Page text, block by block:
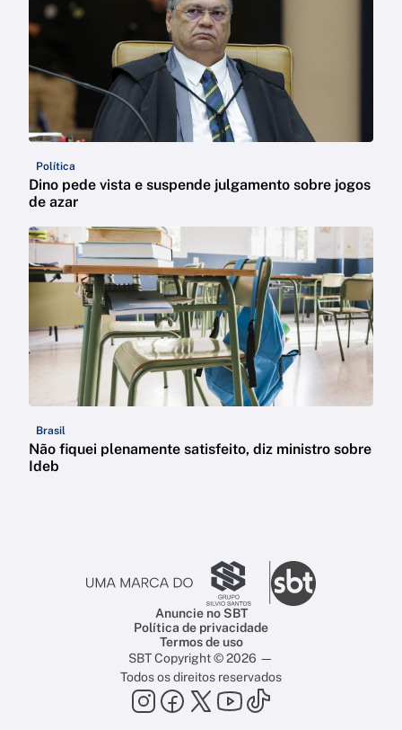
Política
Dino pede vista e suspende julgamento sobre jogos
de azar
Brasil
Não fiquei plenamente satisfeito, diz ministro sobre
Ideb
Anuncie no SBT
Política de privacidade
Termos de uso
SBT Copyright © 2026 —
Todos os direitos reservados